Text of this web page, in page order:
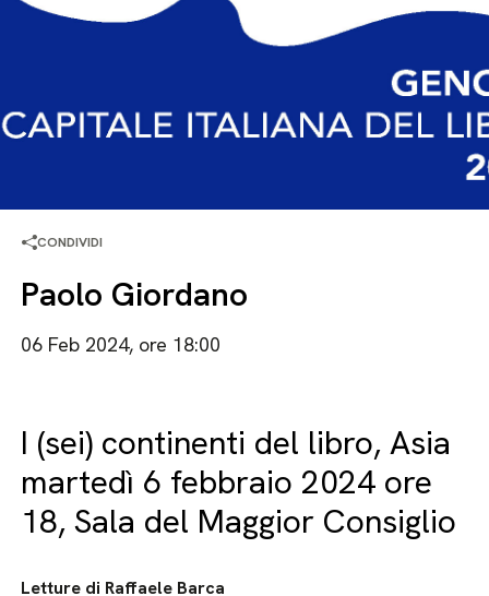
CONDIVIDI
Paolo Giordano
06 Feb 2024, ore 18:00
I (sei) continenti del libro, Asia
martedì 6 febbraio 2024 ore
18, Sala del Maggior Consiglio
Letture di Raffaele Barca